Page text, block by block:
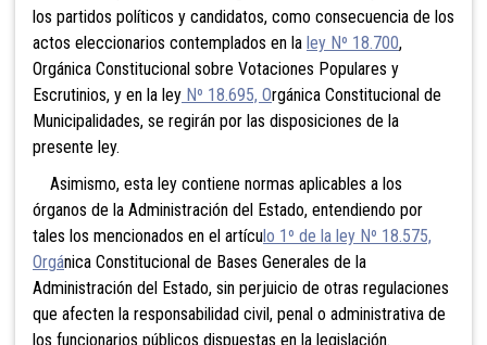
los partidos políticos y candidatos, como consecuencia de los
actos eleccionarios contemplados en la ley Nº 18.700,
Orgánica Constitucional sobre Votaciones Populares y
Escrutinios, y en la ley Nº 18.695, Orgánica Constitucional de
Municipalidades, se regirán por las disposiciones de la
presente ley.
Asimismo, esta ley contiene normas aplicables a los
órganos de la Administración del Estado, entendiendo por
tales los mencionados en el artículo 1º de la ley Nº 18.575,
Orgánica Constitucional de Bases Generales de la
Administración del Estado, sin perjuicio de otras regulaciones
que afecten la responsabilidad civil, penal o administrativa de
los funcionarios públicos dispuestas en la legislación.